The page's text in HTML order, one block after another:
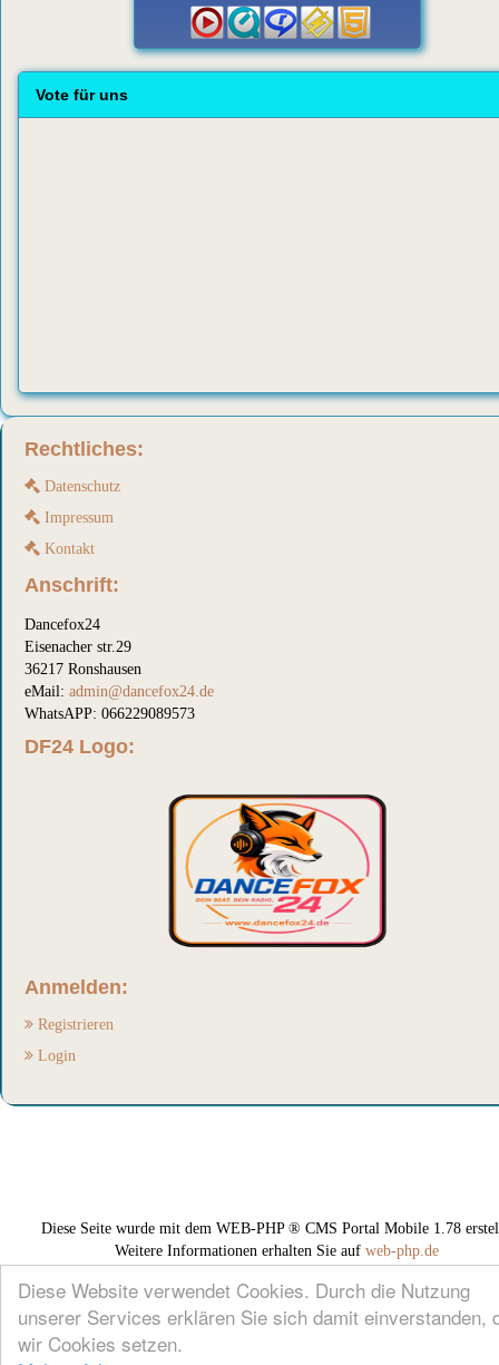
Diese Website verwendet Cookies. Durch die Nutzung
unserer Services erklären Sie sich damit einverstanden,
wir Cookies setzen.
Vote für uns
Rechtliches:
Datenschutz
Impressum
Kontakt
Anschrift:
Dancefox24
Eisenacher str.29
36217 Ronshausen
eMail: admin@dancefox24.de
WhatsAPP: 066229089573
DF24 Logo:
Anmelden:
Registrieren
Login
Diese Seite wurde mit dem WEB-PHP ® CMS Portal Mobile 1.78
Weitere Informationen erhalten Sie auf web-php.de